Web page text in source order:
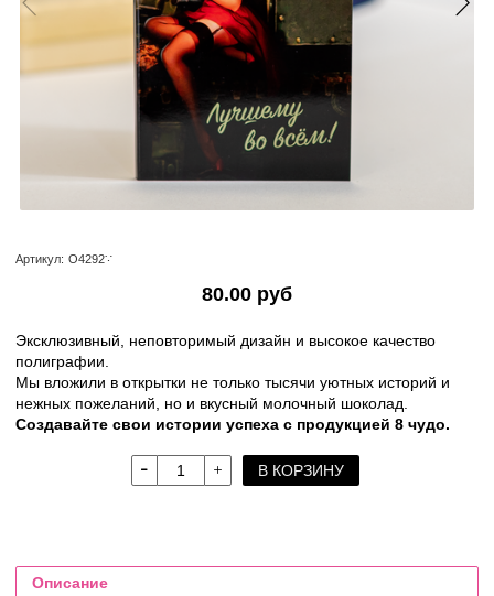
Артикул: О4292∵
80.00 руб
Эксклюзивный, неповторимый дизайн и высокое качество
полиграфии.
Мы вложили в открытки не только тысячи уютных историй и
нежных пожеланий, но и вкусный молочный шоколад.
Создавайте свои истории успеха с продукцией 8 чудо.
В КОРЗИНУ
Описание